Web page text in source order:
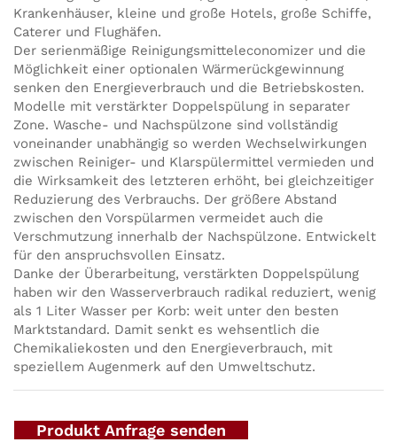
Krankenhäuser, kleine und große Hotels, große Schiffe,
Caterer und Flughäfen.
Der serienmäßige Reinigungsmitteleconomizer und die
Möglichkeit einer optionalen Wärmerückgewinnung
senken den Energieverbrauch und die Betriebskosten.
Modelle mit verstärkter Doppelspülung in separater
Zone. Wasche- und Nachspülzone sind vollständig
voneinander unabhängig so werden Wechselwirkungen
zwischen Reiniger- und Klarspülermittel vermieden und
die Wirksamkeit des letzteren erhöht, bei gleichzeitiger
Reduzierung des Verbrauchs. Der größere Abstand
zwischen den Vorspülarmen vermeidet auch die
Verschmutzung innerhalb der Nachspülzone. Entwickelt
für den anspruchsvollen Einsatz.
Danke der Überarbeitung, verstärkten Doppelspülung
haben wir den Wasserverbrauch radikal reduziert, wenig
als 1 Liter Wasser per Korb: weit unter den besten
Marktstandard. Damit senkt es wehsentlich die
Chemikaliekosten und den Energieverbrauch, mit
speziellem Augenmerk auf den Umweltschutz.
Produkt Anfrage senden